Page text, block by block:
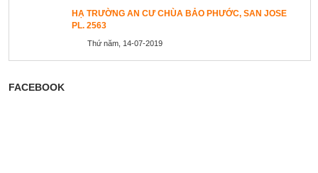
HẠ TRƯỜNG AN CƯ CHÙA BẢO PHƯỚC, SAN JOSE
PL. 2563
Thứ năm, 14-07-2019
FACEBOOK